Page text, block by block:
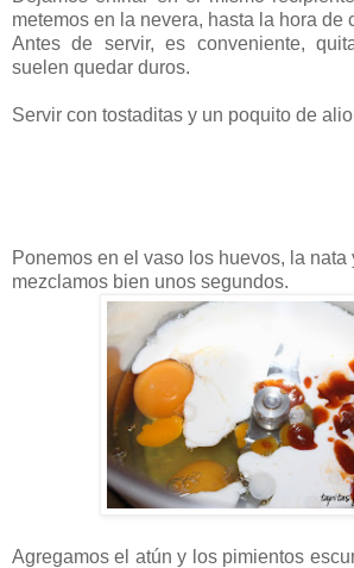
metemos en la nevera, hasta la hora de
Antes de servir, es conveniente,
suelen quedar duros.
Servir con tostaditas y un poquito de
Ponemos en el vaso los huevos, la nata
mezclamos bien unos segundos.
Agregamos el atún y los pimientos